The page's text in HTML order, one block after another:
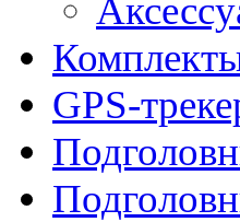
GPS-